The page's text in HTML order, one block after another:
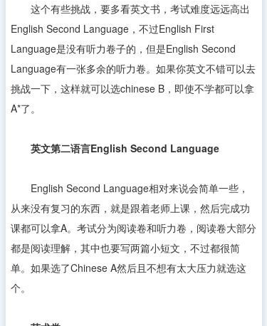
这个有些挑战，要多看英文书，考试难度远远高出
English Second Language，不过English First
Language是没有听力卷子的，但是English Second
Language有一张多余的听力卷。如果你英文不错可以去
挑战一下，这样就可以选chinese B，即使不学都可以拿
A*了。
英文第二语言English Second Language
English Second Language相对来说会简单一些，
从来没有复习的东西，就是跟着老师上课，然后完成功
课都可以拿A。考试分为阅读卷和听力卷，阅读卷大部分
都是阅读理解，其中也要写两篇小短文，不过都很简
单。如果选了Chinese A然后且不想有太大压力就选这
个。